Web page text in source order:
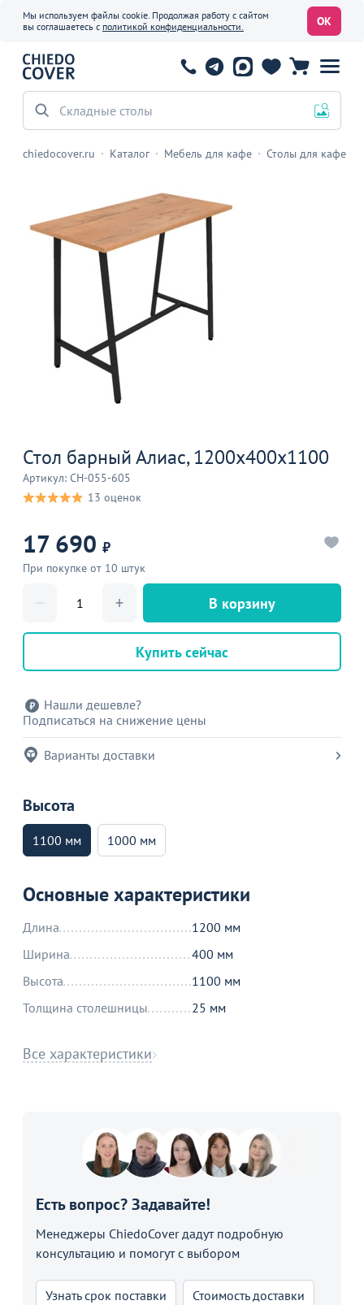
Мы используем файлы cookie. Продолжая работу с сайтом
вы соглашаетесь с политикой конфиденциальности. ОК
chiedocover.ru Каталог Мебель для кафе Столы для кафе
Стол барный Алиас, 1200x400x1100
Артикул: CH-055-605
13 оценок
17 690 ₽
При покупке от 10 штук
В корзину
Купить сейчас
Нашли дешевле?
Подписаться на снижение цены
Варианты доставки
Высота
1100 мм 1000 мм
Основные характеристики
Длина
1200 мм
Ширина
400 мм
Высота
1100 мм
Толщина столешницы
25 мм
Все характеристики
Есть вопрос? Задавайте!
Менеджеры ChiedoCover дадут подробную
консультацию и помогут с выбором
Узнать срок поставки Стоимость доставки